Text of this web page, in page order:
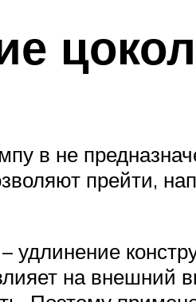
в не
прейти,
удлинение
на внешний